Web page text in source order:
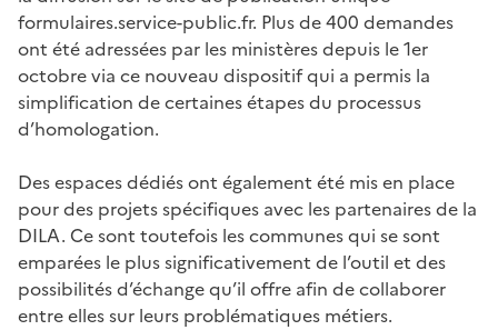
formulaires.service-public.fr. Plus de 400 demandes
ont été adressées par les ministères depuis le 1er
octobre via ce nouveau dispositif qui a permis la
simplification de certaines étapes du processus
d’homologation.
Des espaces dédiés ont également été mis en place
pour des projets spécifiques avec les partenaires de la
DILA. Ce sont toutefois les communes qui se sont
emparées le plus significativement de l’outil et des
possibilités d’échange qu’il offre afin de collaborer
entre elles sur leurs problématiques métiers.